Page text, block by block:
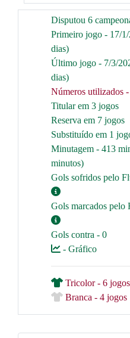
Disputou 6
Primeiro jogo - 17/1/
dias)
Último jogo - 7/3/
dias)
Números utilizados
Titular em 3 jogos
Reserva em 7 jogos
Substituído em 1
Minutagem - 413
minutos)
Gols sofridos pelo
Gols marcados pelo
Gols contra - 0
- Gráfico
Tricolor - 6 jogos
Branca - 4 jogos